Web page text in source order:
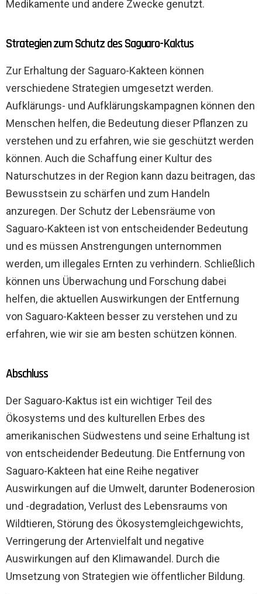
Medikamente und andere Zwecke genutzt.
Strategien zum Schutz des Saguaro-Kaktus
Zur Erhaltung der Saguaro-Kakteen können
verschiedene Strategien umgesetzt werden.
Aufklärungs- und Aufklärungskampagnen können den
Menschen helfen, die Bedeutung dieser Pflanzen zu
verstehen und zu erfahren, wie sie geschützt werden
können. Auch die Schaffung einer Kultur des
Naturschutzes in der Region kann dazu beitragen, das
Bewusstsein zu schärfen und zum Handeln
anzuregen. Der Schutz der Lebensräume von
Saguaro-Kakteen ist von entscheidender Bedeutung
und es müssen Anstrengungen unternommen
werden, um illegales Ernten zu verhindern. Schließlich
können uns Überwachung und Forschung dabei
helfen, die aktuellen Auswirkungen der Entfernung
von Saguaro-Kakteen besser zu verstehen und zu
erfahren, wie wir sie am besten schützen können.
Abschluss
Der Saguaro-Kaktus ist ein wichtiger Teil des
Ökosystems und des kulturellen Erbes des
amerikanischen Südwestens und seine Erhaltung ist
von entscheidender Bedeutung. Die Entfernung von
Saguaro-Kakteen hat eine Reihe negativer
Auswirkungen auf die Umwelt, darunter Bodenerosion
und -degradation, Verlust des Lebensraums von
Wildtieren, Störung des Ökosystemgleichgewichts,
Verringerung der Artenvielfalt und negative
Auswirkungen auf den Klimawandel. Durch die
Umsetzung von Strategien wie öffentlicher Bildung.